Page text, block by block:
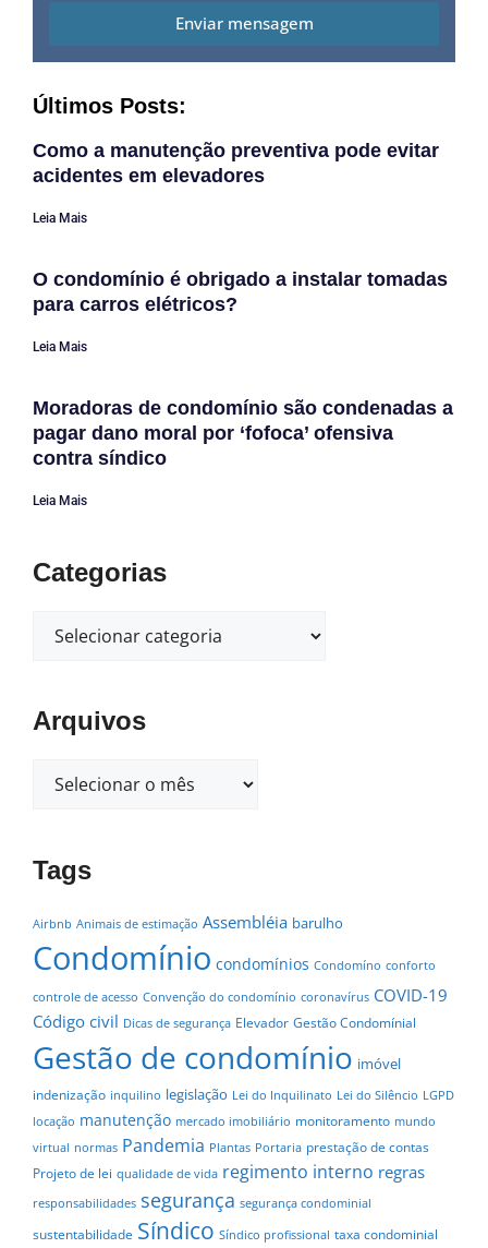
Enviar mensagem
Últimos Posts:
Como a manutenção preventiva pode evitar
acidentes em elevadores
Leia Mais
O condomínio é obrigado a instalar tomadas
para carros elétricos?
Leia Mais
Moradoras de condomínio são condenadas a
pagar dano moral por ‘fofoca’ ofensiva
contra síndico
Leia Mais
Categorias
Arquivos
Tags
Airbnb Animais de estimação Assembléia barulho
Condomínio condomínios Condomíno conforto
controle de acesso Convenção do condomínio coronavírus COVID-19
Código civil Dicas de segurança Elevador Gestão Condomínial
Gestão de condomínio imóvel
indenização inquilino legislação Lei do Inquilinato Lei do Silêncio LGPD
locação manutenção mercado imobiliário monitoramento mundo
virtual normas Pandemia Plantas Portaria prestação de contas
Projeto de lei qualidade de vida regimento interno regras
responsabilidades segurança segurança condominial
sustentabilidade Síndico Síndico profissional taxa condominial